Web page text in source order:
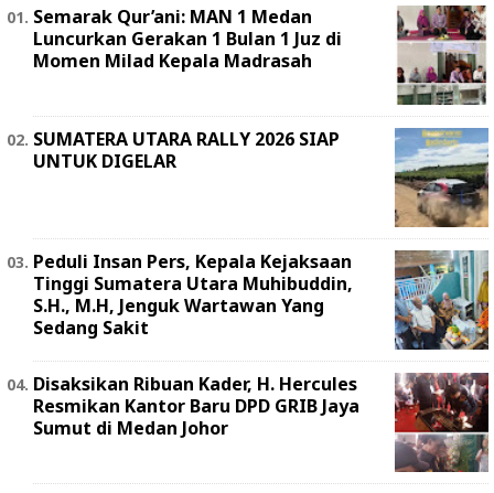
Semarak Qur’ani: MAN 1 Medan
Luncurkan Gerakan 1 Bulan 1 Juz di
Momen Milad Kepala Madrasah
SUMATERA UTARA RALLY 2026 SIAP
UNTUK DIGELAR
Peduli Insan Pers, Kepala Kejaksaan
Tinggi Sumatera Utara Muhibuddin,
S.H., M.H, Jenguk Wartawan Yang
Sedang Sakit
Disaksikan Ribuan Kader, H. Hercules
Resmikan Kantor Baru DPD GRIB Jaya
Sumut di Medan Johor